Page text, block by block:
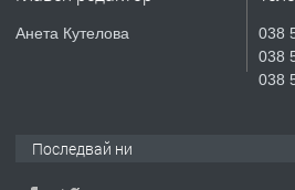
СГЛОБЯВАНЕ
Анета Кутелова
038
038
038
Последвай ни